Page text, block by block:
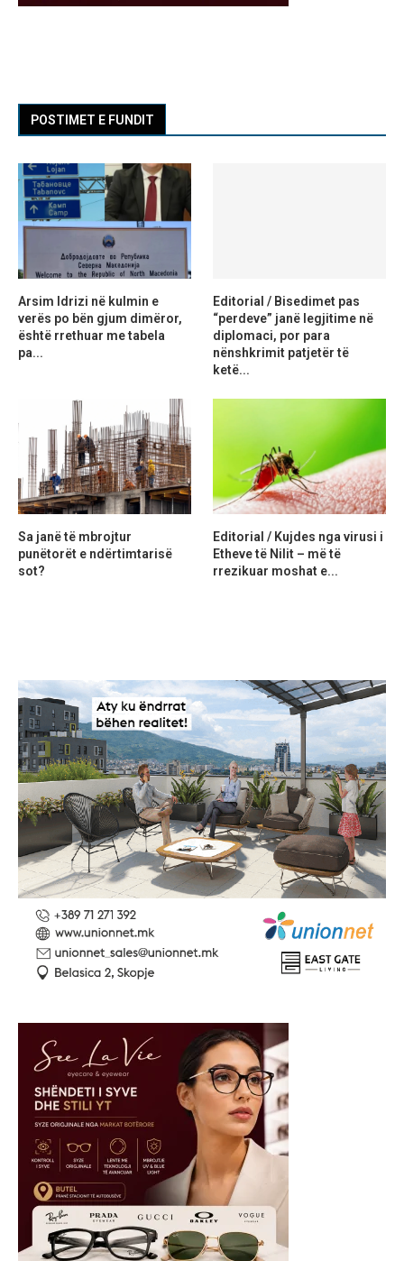
POSTIMET E FUNDIT
Arsim Idrizi në kulmin e
verës po bën gjum dimëror,
është rrethuar me tabela
pa...
Editorial / Bisedimet pas
“perdeve” janë legjitime në
diplomaci, por para
nënshkrimit patjetër të
ketë...
Sa janë të mbrojtur
punëtorët e ndërtimtarisë
sot?
Editorial / Kujdes nga virusi i
Etheve të Nilit – më të
rrezikuar moshat e...